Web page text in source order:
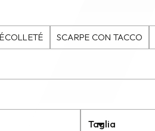
SCARPE CON TACCO
Taglia